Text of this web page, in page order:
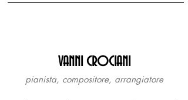
VANNI CROCIANI
pianista, compositore, arrangiatore